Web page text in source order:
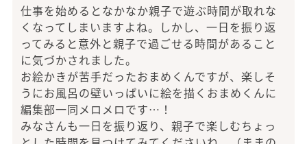
仕事を始めるとなかなか親子で遊ぶ時間が取れな
くなってしまいますよね。しかし、一日を振り返
ってみると意外と親子で過ごせる時間があること
に気づかされました。
お絵かきが苦手だったおまめくんですが、楽しそ
うにお風呂の壁いっぱいに絵を描くおまめくんに
編集部一同メロメロです…！
みなさんも一日を振り返り、親子で楽しむちょっ